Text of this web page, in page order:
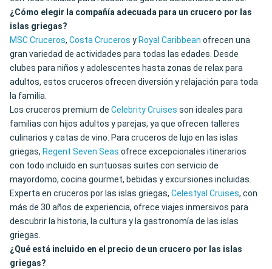
¿Cómo elegir la compañía adecuada para un crucero por las
islas griegas?
MSC Cruceros, Costa Cruceros y Royal Caribbean ofrecen una
gran variedad de actividades para todas las edades. Desde
clubes para niños y adolescentes hasta zonas de relax para
adultos, estos cruceros ofrecen diversión y relajación para toda
la familia.
Los cruceros premium de Celebrity Cruises son ideales para
familias con hijos adultos y parejas, ya que ofrecen talleres
culinarios y catas de vino. Para cruceros de lujo en las islas
griegas, Regent Seven Seas ofrece excepcionales itinerarios
con todo incluido en suntuosas suites con servicio de
mayordomo, cocina gourmet, bebidas y excursiones incluidas.
Experta en cruceros por las islas griegas, Celestyal Cruises, con
más de 30 años de experiencia, ofrece viajes inmersivos para
descubrir la historia, la cultura y la gastronomía de las islas
griegas.
¿Qué está incluido en el precio de un crucero por las islas
griegas?